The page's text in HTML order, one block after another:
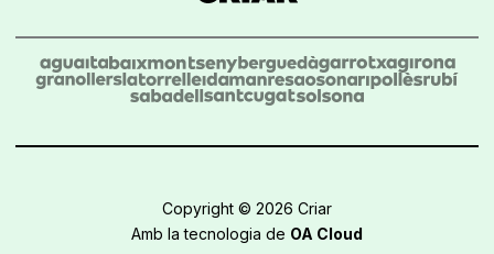
Copyright © 2026 Criar
Amb la tecnologia de OA Cloud